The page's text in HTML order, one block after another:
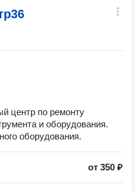
центр по ремонту
и оборудования.
оборудования.
от 350 ₽